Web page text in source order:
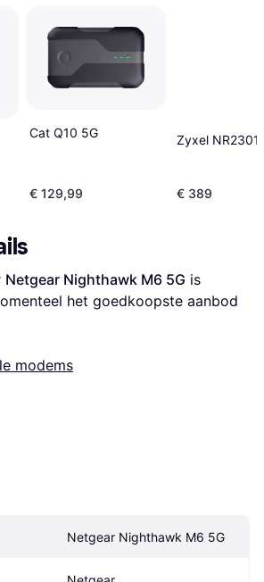
Cat Q10 5G
€ 129,99
Zyxel NR2301
€ 389
Netgear Nighthawk M6 5G
het goedkoopste aanbod
modems
Netgear Nighthawk M6 5G